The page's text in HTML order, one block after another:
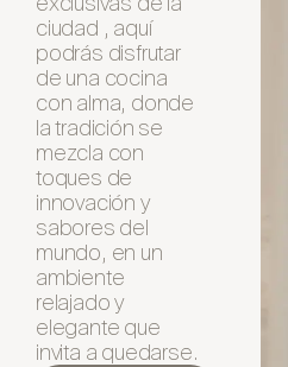
ciudad , aquí
podrás disfrutar
de una cocina
con alma, donde
la tradición se
mezcla con
toques de
innovación y
sabores del
mundo, en un
ambiente
relajado y
elegante que
invita a quedarse.